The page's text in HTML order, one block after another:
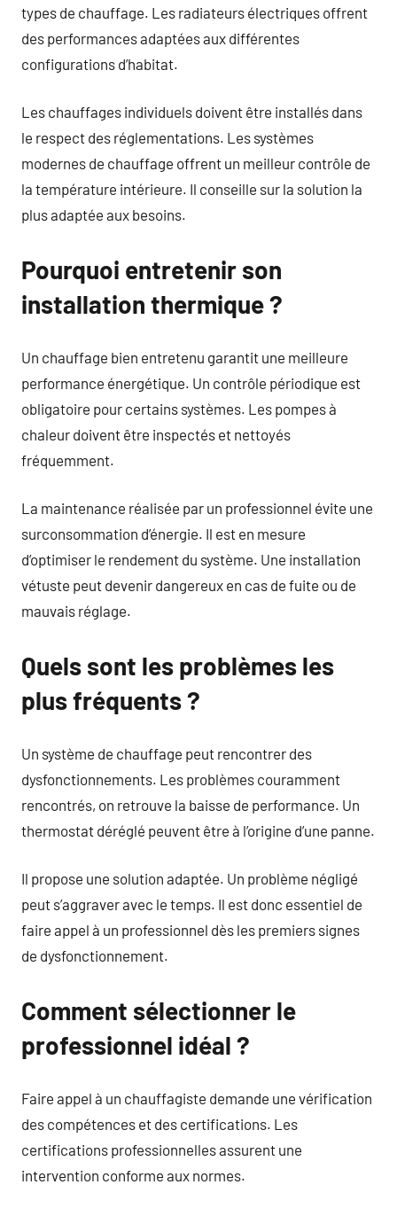
types de chauffage. Les radiateurs électriques offrent
des performances adaptées aux différentes
configurations d’habitat.
Les chauffages individuels doivent être installés dans
le respect des réglementations. Les systèmes
modernes de chauffage offrent un meilleur contrôle de
la température intérieure. Il conseille sur la solution la
plus adaptée aux besoins.
Pourquoi entretenir son
installation thermique ?
Un chauffage bien entretenu garantit une meilleure
performance énergétique. Un contrôle périodique est
obligatoire pour certains systèmes. Les pompes à
chaleur doivent être inspectés et nettoyés
fréquemment.
La maintenance réalisée par un professionnel évite une
surconsommation d’énergie. Il est en mesure
d’optimiser le rendement du système. Une installation
vétuste peut devenir dangereux en cas de fuite ou de
mauvais réglage.
Quels sont les problèmes les
plus fréquents ?
Un système de chauffage peut rencontrer des
dysfonctionnements. Les problèmes couramment
rencontrés, on retrouve la baisse de performance. Un
thermostat déréglé peuvent être à l’origine d’une panne.
Il propose une solution adaptée. Un problème négligé
peut s’aggraver avec le temps. Il est donc essentiel de
faire appel à un professionnel dès les premiers signes
de dysfonctionnement.
Comment sélectionner le
professionnel idéal ?
Faire appel à un chauffagiste demande une vérification
des compétences et des certifications. Les
certifications professionnelles assurent une
intervention conforme aux normes.